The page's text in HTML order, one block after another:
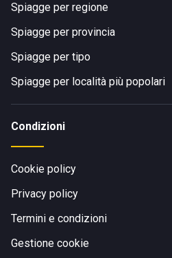
Spiagge per regione
Spiagge per provincia
Spiagge per tipo
Spiagge per località più popolari
Condizioni
Cookie policy
Privacy policy
Termini e condizioni
Gestione cookie